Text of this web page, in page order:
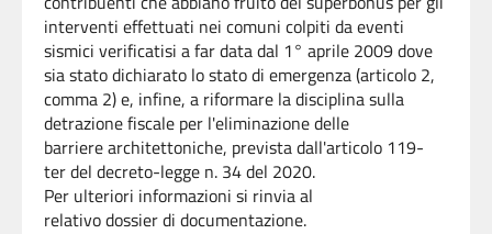
interventi effettuati nei comuni colpiti da eventi
sismici verificatisi a far data dal 1° aprile 2009 dove
sia stato dichiarato lo stato di emergenza (articolo 2,
comma 2) e, infine, a riformare la disciplina sulla
detrazione fiscale per l'eliminazione delle
barriere architettoniche, prevista dall'articolo 119-
ter del decreto-legge n. 34 del 2020.
Per ulteriori informazioni si rinvia al
relativo dossier di documentazione.